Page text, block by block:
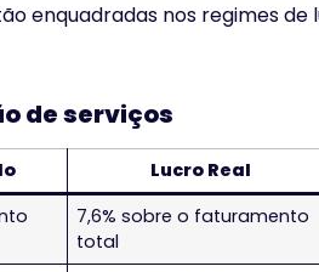
enquadradas nos regimes de
de serviços
Lucro Real
7,6% sobre o faturamento
total